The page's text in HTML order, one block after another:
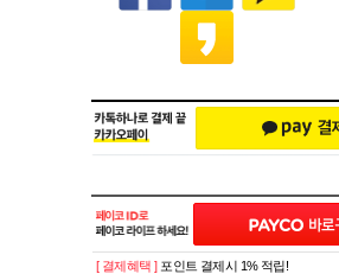
[ 결제혜택 ] 포인트 결제시 1% 적립!